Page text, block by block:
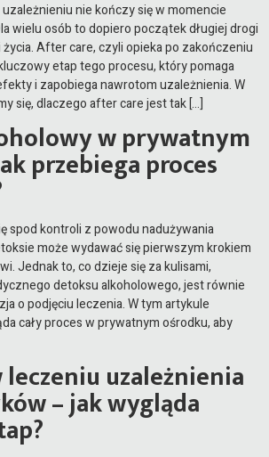
nie kończy się w momencie
wielu osób to dopiero początek długiej drogi
After care, czyli opieka po zakończeniu
etap tego procesu, który pomaga
i zapobiega nawrotom uzależnienia. W
się, dlaczego after care jest tak […]
w prywatnym
przebiega proces
spod kontroli z powodu nadużywania
może wydawać się pierwszym krokiem
Jednak to, co dzieje się za kulisami,
detoksu alkoholowego, jest równie
o podjęciu leczenia. W tym artykule
cały proces w prywatnym ośrodku, aby
leczeniu uzależnienia
– jak wygląda